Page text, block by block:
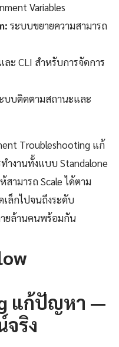
Variables
ระบบขยายความสามารถ
ละ CLI สำหรับการจัดการ
บบติดตามสถานะและ
Troubleshooting แก้
งานทั้งแบบ Standalone
ามารถ Scale ได้ตาม
เล็กไปจนถึงระดับ
ายล้านคนพร้อมกัน
แก้ปัญหา —
ริง